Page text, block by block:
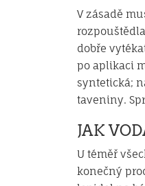
V zásadě
dobře
po aplikaci
syntetická;
taveniny.
JAK
U téměř
konečný